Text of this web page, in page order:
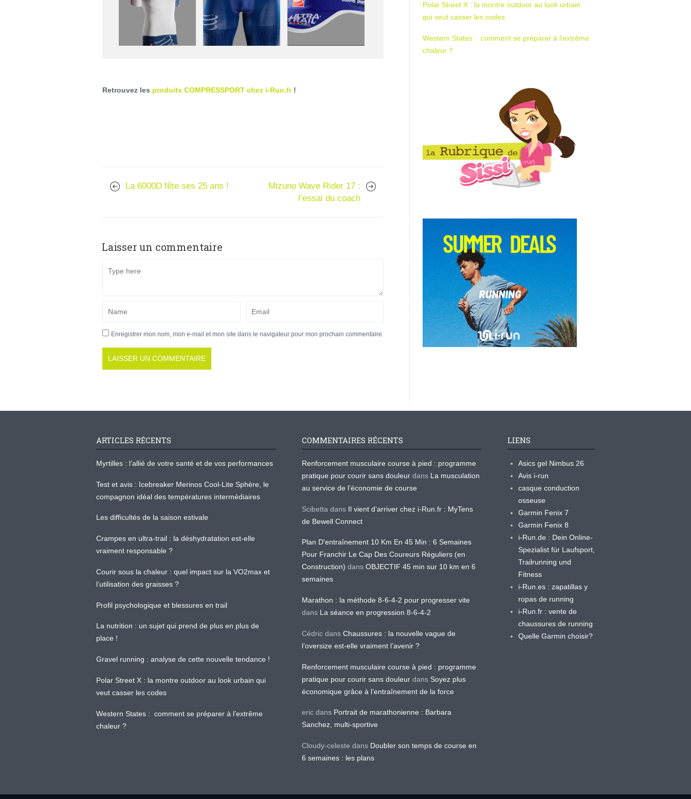
Retrouvez les produits COMPRESSPORT chez i-Run.fr!
La 6000D fête ses 25 ans !
Mizuno Wave Rider 17 :
l’essai du coach
Laisser un commentaire
Enregistrer mon nom, mon e-mail et mon site dans le navigateur pour mon prochain commentaire.
Polar Street X : la montre outdoor au look urbain
qui veut casser les codes
Western States : comment se préparer à l’extrême
chaleur ?
ARTICLES RÉCENTS
Myrtilles : l’allié de votre santé et de vos performances
Test et avis : Icebreaker Merinos Cool-Lite Sphère, le
compagnon idéal des températures intermédiaires
Les difficultés de la saison estivale
Crampes en ultra-trail : la déshydratation est-elle
vraiment responsable ?
Courir sous la chaleur : quel impact sur la VO2max et
l’utilisation des graisses ?
Profil psychologique et blessures en trail
La nutrition : un sujet qui prend de plus en plus de
place !
Gravel running : analyse de cette nouvelle tendance !
Polar Street X : la montre outdoor au look urbain qui
veut casser les codes
Western States : comment se préparer à l’extrême
chaleur ?
COMMENTAIRES RÉCENTS
Renforcement musculaire course à pied : programme
pratique pour courir sans douleur dans La musculation
au service de l’économie de course
Scibetta dans Il vient d’arriver chez i-Run.fr : MyTens
de Bewell Connect
Plan D'entraînement 10 Km En 45 Min : 6 Semaines
Pour Franchir Le Cap Des Coureurs Réguliers (en
Construction) dans OBJECTIF 45 min sur 10 km en 6
semaines
Marathon : la méthode 8-6-4-2 pour progresser vite
dans La séance en progression 8-6-4-2
Cédric dans Chaussures : la nouvelle vague de
l’oversize est-elle vraiment l’avenir ?
Renforcement musculaire course à pied : programme
pratique pour courir sans douleur dans Soyez plus
économique grâce à l’entraînement de la force
eric dans Portrait de marathonienne : Barbara
Sanchez, multi-sportive
Cloudy-celeste dans Doubler son temps de course en
6 semaines : les plans
LIENS
Asics gel Nimbus 26
Avis i-run
casque conduction
osseuse
Garmin Fenix 7
Garmin Fenix 8
i-Run.de : Dein Online-
Spezialist für Laufsport,
Trailrunning und
Fitness
i-Run.es : zapatillas y
ropas de running
i-Run.fr : vente de
chaussures de running
Quelle Garmin choisir?